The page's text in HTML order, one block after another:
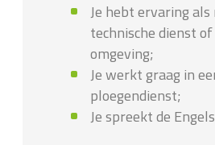
Je hebt ervaring
technische dienst
omgeving;
Je werkt graag in
ploegendienst;
Je spreekt de